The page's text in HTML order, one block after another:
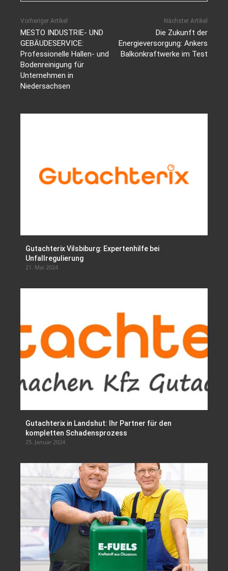
Vorheriger Artikel
MESTO INDUSTRIE- UND
GEBÄUDESERVICE:
Professionelle Hallen- und
Bodenreinigung für
Unternehmen in
Niedersachsen
Nächster Artikel
Die Zukunft der
Energieversorgung: Ankers
Balkonkraftwerke im Test
Gutachterix Vilsbiburg: Expertenhilfe bei
Unfallregulierung
21. Mai 2024
Gutachterix in Landshut: Ihr Partner für den
kompletten Schadensprozess
25. Januar 2024